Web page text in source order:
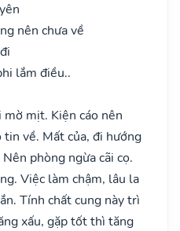
nên chưa về
lắm điều..
mịt. Kiện cáo nên
tin về. Mất của, đi hướng
phòng ngừa cãi cọ.
Việc làm chậm, lâu la
Tính chất cung này trì
xấu, gặp tốt thì tăng